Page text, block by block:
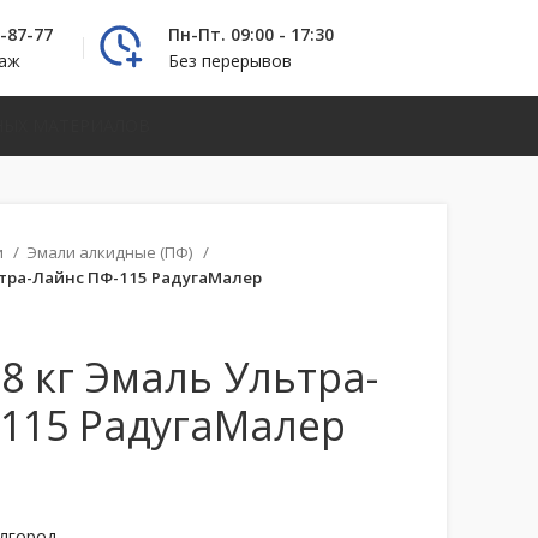
87-77
Пн-Пт. 09:00 - 17:30
Без перерывов
Эмали алкидные (ПФ)
Лайнс ПФ-115 РадугаМалер
кг Эмаль Ультра-
РадугаМалер